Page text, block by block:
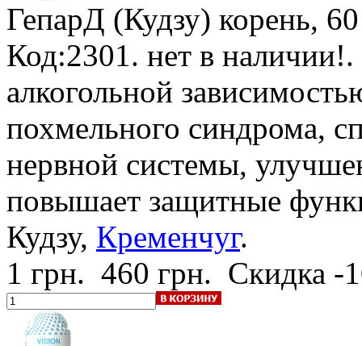
ГепарД (Кудзу) корень,
Код:2301. нет в наличии!.
алкогольной
похмельного синдрома,
нервной системы,
повышает защитные
Кудзу, Кременчуг.
1 грн. 460 грн. Скидка -